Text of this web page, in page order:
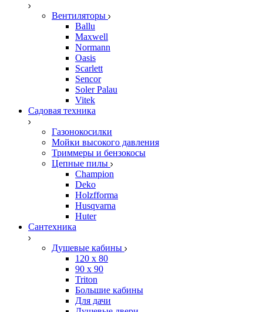
Вентиляторы
Ballu
Maxwell
Normann
Oasis
Scarlett
Sencor
Soler Palau
Vitek
Садовая техника
Газонокосилки
Мойки высокого давления
Триммеры и бензокосы
Цепные пилы
Champion
Deko
Holzfforma
Husqvarna
Huter
Сантехника
Душевые кабины
120 x 80
90 х 90
Triton
Большие кабины
Для дачи